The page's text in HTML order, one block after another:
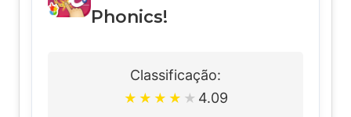
Phonics!
Classificação:
★ ★ ★ ★ ★ 4.09